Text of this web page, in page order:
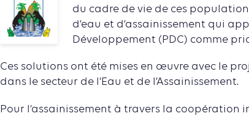
du cadre de vie de ces
d’eau et d’assainissement qui
Développement (PDC) comme
Ces solutions ont été mises en œuvre avec le
dans le secteur de l’Eau et de l’Assainissement.
Pour l’assainissement à travers la coopération